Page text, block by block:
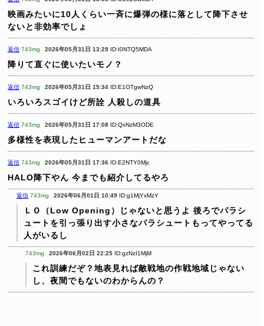
映画みたいに10人くらい一斉に爆弾の様に落として降下させ
ないと非効率でしょ
返信 743mg 2026年05月31日 13:29 ID:I0NTQ5MDA
降りて直ぐに使いたいモノ？
返信 743mg 2026年05月31日 15:34 ID:E1OTgwNzQ
いろいろスゴイけど所詮 人殺しの道具
返信 743mg 2026年05月31日 17:08 ID:QxNzM3ODE
多様性を表現したヒューマンアートだな
返信 743mg 2026年05月31日 17:36 ID:E2NTY0Mjc
HALO降下やん 今までも紹介してるやろ
返信 743mg 2026年06月01日 10:49 ID:g1MjYxMzY
ＬＯ（Low Opening）じゃないと思うよ 後ろでパラシ
ュートを引っ張り出す小さなパラシュートもってやってる
人がいるし
743mg 2026年06月02日 22:25 ID:gzNzI1MjM
これ訓練だぞ？地表見れば敵戦地の作戦地域じゃない
し、夜間でもないのわからんの？